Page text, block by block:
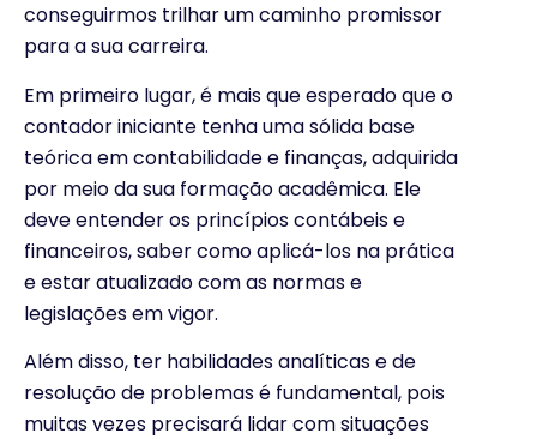
conseguirmos trilhar um caminho promissor
para a sua carreira.
Em primeiro lugar, é mais que esperado que o
contador iniciante tenha uma sólida base
teórica em contabilidade e finanças, adquirida
por meio da sua formação acadêmica. Ele
deve entender os princípios contábeis e
financeiros, saber como aplicá-los na prática
e estar atualizado com as normas e
legislações em vigor.
Além disso, ter habilidades analíticas e de
resolução de problemas é fundamental, pois
muitas vezes precisará lidar com situações